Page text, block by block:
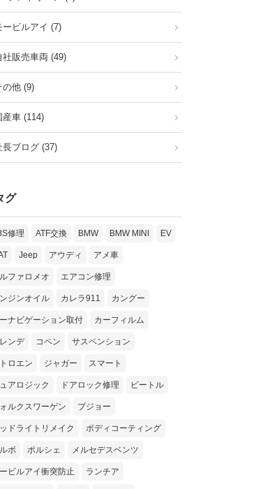
ービルアイ (7)
社販売車両 (49)
の他 (9)
産車 (114)
長ブログ (37)
グ
修理 ATF交換 BMW BMW MINI EV
Jeep アウディ アメ車
ファロメオ エアコン修理
ジンオイル カレラ911 カングー
ナビゲーション取付 カーフィルム
ンデ コペン サスペンション
ロエン ジャガー スマート
アロジック ドアロック修理 ビートル
ルクスワーゲン プジョー
ドライトリメイク ボディコーティング
ボ ポルシェ メルセデスベンツ
ビルアイ衝突防止 ランチア